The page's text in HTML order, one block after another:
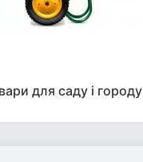
для саду і городу